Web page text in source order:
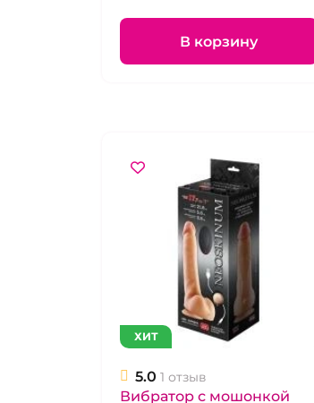
дистанционного управления
В корзину
ХИТ
5.0 1 отзыв
Вибратор с мошонкой